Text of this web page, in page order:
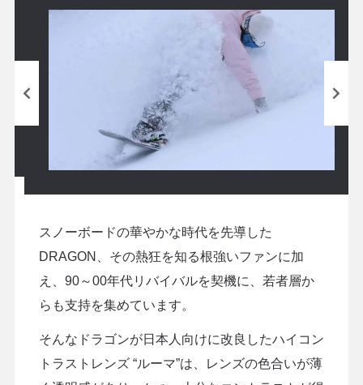
スノーボードの華やかな時代を先導した
DRAGON、その熱狂を知る根強いファンに加
え、90～00年代リバイバルを契機に、若者層か
らも支持を集めています。
そんなドラゴンが日本人向けに改良したハイコン
トラストレンズ “ルーマ”は、レンズの色合いが薄